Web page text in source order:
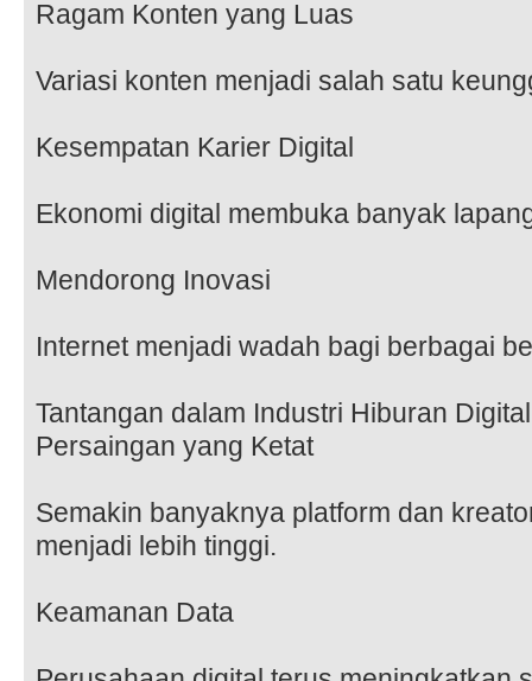
Ragam Konten yang Luas
Variasi konten menjadi salah satu
Kesempatan Karier Digital
Ekonomi digital membuka banyak
Mendorong Inovasi
Internet menjadi wadah bagi berbagai
Tantangan dalam Industri Hiburan Digital
Persaingan yang Ketat
Semakin banyaknya platform dan
menjadi lebih tinggi.
Keamanan Data